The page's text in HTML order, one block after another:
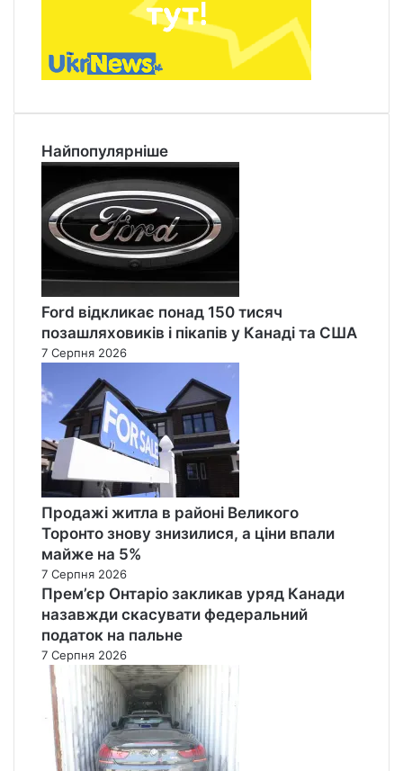
Найпопулярніше
Ford відкликає понад 150 тисяч
позашляховиків і пікапів у Канаді та США
7 Серпня 2026
Продажі житла в районі Великого
Торонто знову знизилися, а ціни впали
майже на 5%
7 Серпня 2026
Прем’єр Онтаріо закликав уряд Канади
назавжди скасувати федеральний
податок на пальне
7 Серпня 2026